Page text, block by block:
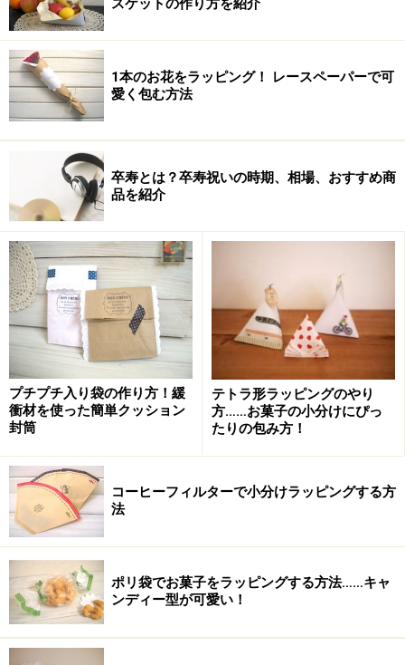
水引10本、あわび結びの例
慶事用の水引の形は2種類に大別されます。何度あって
も良い一般的なお祝いやお礼には「蝶結び（花結び）」
を、一度切りのおめでたいお祝い事には「結び切り」を
使います。結び切りはさらに「真結び」と、一度結ぶと
簡単に解けない「あわび結び（あわじ結び）」とがあり
ます。
金銀の水引は、主に結婚や長寿のお祝いに使います。水
引きの数は一般的には5本、大きな品や大事な贈り物に
は7本、9本などと奇数で増えていきます。しかし、最近
は二筋合わせて10本にすることが多いようです。結ぶ時
は、右側に濃い色が来るようにします。
1本のお花をラッピング！ レースペーパーで可
愛く包む方法
卒寿とは？卒寿祝いの時期、相場、おすすめ商
品を紹介
プチプチ入り袋の作り方！緩
衝材を使った簡単クッション
封筒
テトラ形ラッピングのやり
方……お菓子の小分けにぴっ
たりの包み方！
コーヒーフィルターで小分けラッピングする方
法
ポリ袋でお菓子をラッピングする方法……キャ
ンディー型が可愛い！